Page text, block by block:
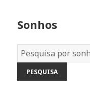
Sonhos
Dicionário
dos
Sonhos: